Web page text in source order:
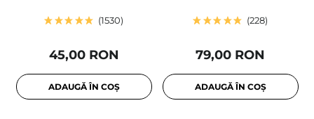
1530
45,00 RON
ADAUGĂ ÎN COȘ
228
79,00 RON
ADAUGĂ ÎN COȘ